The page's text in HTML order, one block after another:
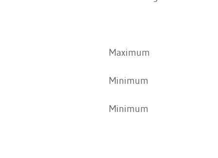
Maximum
Minimum
Minimum